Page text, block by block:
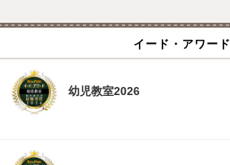
イード・アワード
幼児教室2026